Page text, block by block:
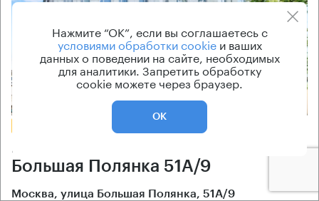
Бизнес-центр
Большая Полянка 51А/9
Москва, улица Большая Полянка, 51А/9
Нажмите “ОК”, если вы соглашаетесь с
условиями обработки cookieи ваших
данных о поведении на сайте, необходимых
для аналитики. Запретить обработку
cookie можете через браузер.
ОК